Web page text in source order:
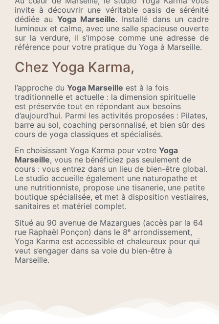
invite à découvrir une véritable oasis de sérénité
dédiée au Yoga Marseille. Installé dans un cadre
lumineux et calme, avec une salle spacieuse ouverte
sur la verdure, il s’impose comme une adresse de
référence pour votre pratique du Yoga à Marseille.
Chez Yoga Karma,
l’approche du Yoga Marseille est à la fois
traditionnelle et actuelle : la dimension spirituelle
est préservée tout en répondant aux besoins
d’aujourd’hui. Parmi les activités proposées : Pilates,
barre au sol, coaching personnalisé, et bien sûr des
cours de yoga classiques et spécialisés.
En choisissant Yoga Karma pour votre Yoga
Marseille, vous ne bénéficiez pas seulement de
cours : vous entrez dans un lieu de bien-être global.
Le studio accueille également une naturopathe et
une nutritionniste, propose une tisanerie, une petite
boutique spécialisée, et met à disposition vestiaires,
sanitaires et matériel complet.
Situé au 90 avenue de Mazargues (accès par la 64
rue Raphaël Ponçon) dans le 8ᵉ arrondissement,
Yoga Karma est accessible et chaleureux pour qui
veut s’engager dans sa voie du bien-être à
Marseille.